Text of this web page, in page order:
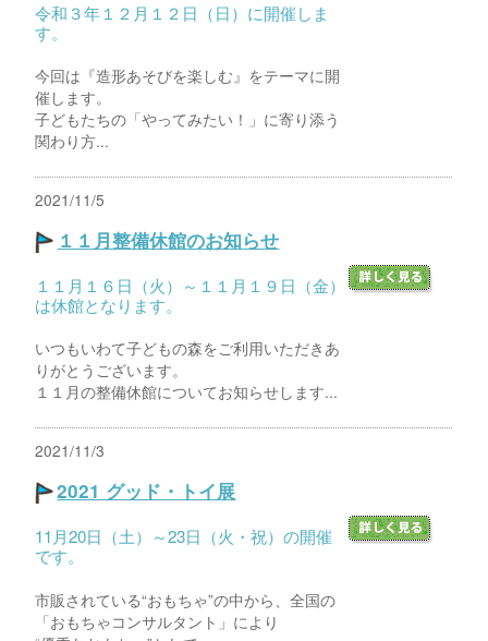
令和３年１２月１２日（日）に開催しま
す。
今回は『造形あそびを楽しむ』をテーマに開
催します。
子どもたちの「やってみたい！」に寄り添う
関わり方...
2021/11/5
１１月整備休館のお知らせ
１１月１６日（火）～１１月１９日（金）
は休館となります。
いつもいわて子どもの森をご利用いただきあ
りがとうございます。
１１月の整備休館についてお知らせします...
2021/11/3
2021 グッド・トイ展
11月20日（土）～23日（火・祝）の開催
です。
市販されている“おもちゃ”の中から、全国の
「おもちゃコンサルタント」により